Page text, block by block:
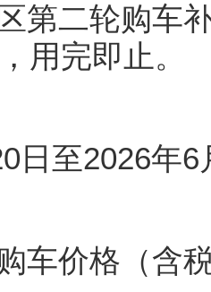
第二轮购车
用完即止。
日至2026年6
车价格（含